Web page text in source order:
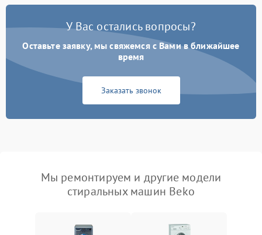
У Вас остались вопросы?
Оставьте заявку, мы свяжемся с Вами в ближайшее
время
Заказать звонок
Мы ремонтируем и другие модели
стиральных машин Beko